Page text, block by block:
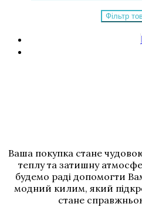
Фільтр
Ваша покупка стане
теплу та затишну
будемо раді допомогти
модний килим, який
стане